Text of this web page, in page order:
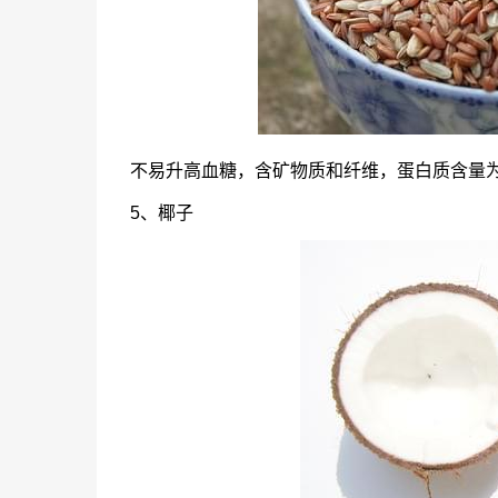
不易升高血糖，含矿物质和纤维，蛋白质含量
5、椰子